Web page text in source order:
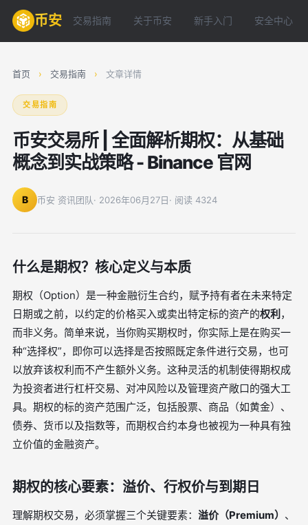
币安 交易指南 关于币安 新手入门 安全中心
首页 › 交易指南 › 文章详情
交易指南
币安交易所 | 全面解析期权：从基础
概念到实战策略 - Binance 官网
B 币安 资讯团队· 2026年06月27日· 阅读 4324
什么是期权？核心定义与本质
期权（Option）是一种金融衍生合约，赋予持有者在未来特定
日期或之前，以约定的价格买入或卖出特定标的资产的权利 ，
而非义务。简单来说，当你购买期权时，你实际上是在购买一
种“选择权”，即你可以选择是否按照既定条件进行交易，也可
以放弃该权利而不产生额外义务。这种灵活的机制使得期权成
为投资者进行杠杆交易、对冲风险以及管理资产敞口的强大工
具。期权的标的资产范围广泛，包括股票、商品（如黄金）、
债券、货币以及指数等，而期权合约本身也被视为一种具有独
立价值的金融资产。
期权的核心要素：溢价、行权价与到期日
理解期权交易，必须掌握三个关键要素： 溢价（Premium） 、